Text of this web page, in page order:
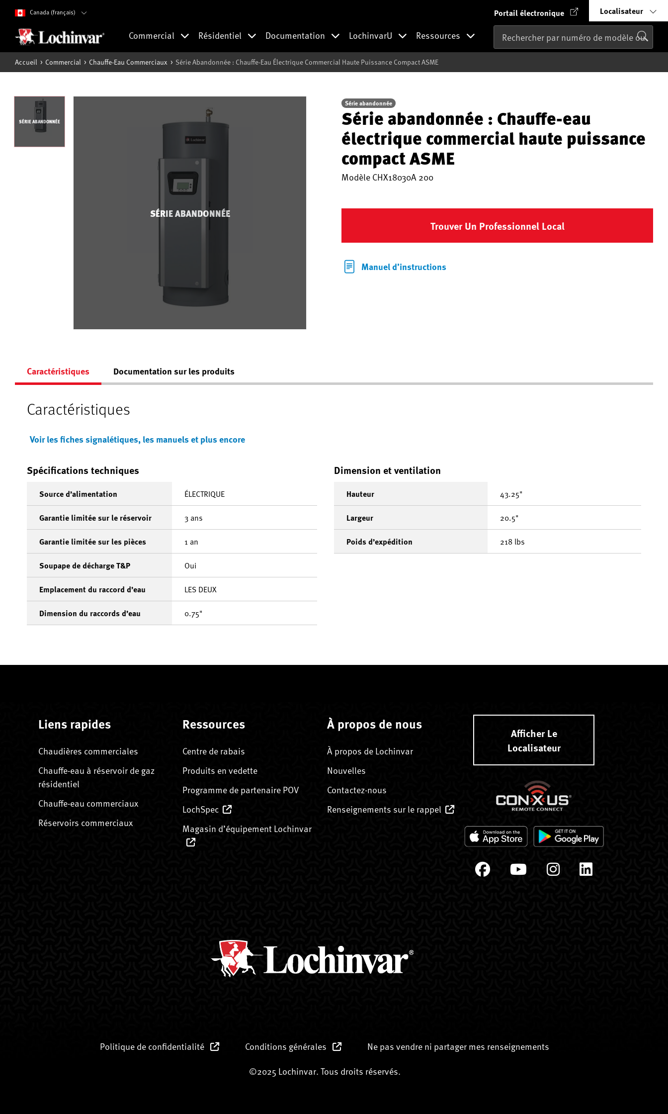
Canada (français) Portail électronique Localisateur
Commercial Résidentiel Documentation LochinvarU Ressources
Accueil Commercial Chauffe-Eau Commerciaux Série Abandonnée : Chauffe-Eau Électrique Commercial Haute Puissance Compact ASME
SÉRIE ABANDONNÉE
SÉRIE ABANDONNÉE
Série abandonnée
Série abandonnée : Chauffe-eau
électrique commercial haute puissance
compact ASME
Modèle CHX18030A 200
Trouver Un Professionnel Local
Manuel d’instructions
Caractéristiques Documentation sur les produits
Caractéristiques
Voir les fiches signalétiques, les manuels et plus encore
Spécifications techniques
Source d’alimentation ÉLECTRIQUE
Garantie limitée sur le réservoir 3 ans
Garantie limitée sur les pièces 1 an
Soupape de décharge T&P Oui
Emplacement du raccord d’eau LES DEUX
Dimension du raccords d’eau 0.75"
Dimension et ventilation
Hauteur 43.25"
Largeur 20.5"
Poids d’expédition 218 lbs
Liens rapides
Chaudières commerciales
Chauffe-eau à réservoir de gaz
résidentiel
Chauffe-eau commerciaux
Réservoirs commerciaux
Ressources
Centre de rabais
Produits en vedette
Programme de partenaire POV
LochSpec
Magasin d’équipement Lochinvar
À propos de nous
À propos de Lochinvar
Nouvelles
Contactez-nous
Renseignements sur le rappel
Afficher Le
Localisateur
Politique de confidentialité Conditions générales
Ne pas vendre ni partager mes renseignements
©2025 Lochinvar. Tous droits réservés.